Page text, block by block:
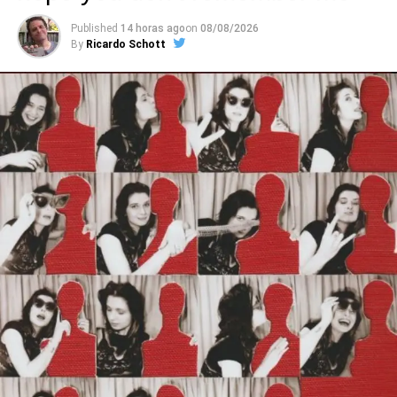
abrasivo estilo Hives, punk experimental na onda do
Wire, hardcore típico, pós-hardcore, um pouco de
psicodelia – tudo junto e misturado, com letras corrosivas
e de estranhamento.
O começo, com o introspectivo pós-punkPrograde
(aberta com baixo tomando conta e demolindo) e com as
diferentes partes deOther hells, já demonstra isso. O
punk psicodélico, gelado e funkeado deMadness
, que
parece um combo Gang Of Four + Black Sabbath (sério!)
representa todas essas variações. Já o jangle rock do
demoDark summerpõe o Ceremony próximo do rock
britânico oitentista, como se um espírito ligado à Rough
Trade tivesse baixado ali. E tem ainda o clima meio 60’s,
meio punk deDeep down where I belong , numa estranha
onda que pega de Hives a Stranglers.
Ouvimos: Taxi Girls –Static
Published 14 horas agoon 08/08/2026
By Ricardo Schott